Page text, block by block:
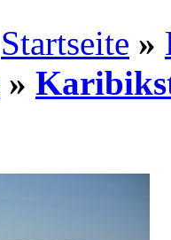
Startseite »
»